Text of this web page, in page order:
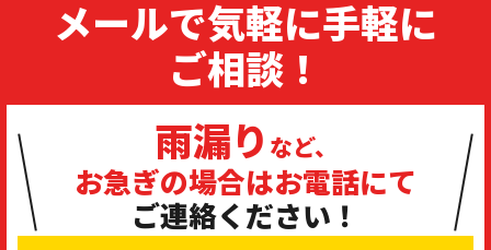
メールで気軽に手軽に
ご相談！
雨漏り など、
お急ぎの場合はお電話にて
ご連絡ください！